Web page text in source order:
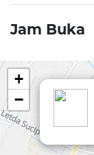
Jam Buka
+
−